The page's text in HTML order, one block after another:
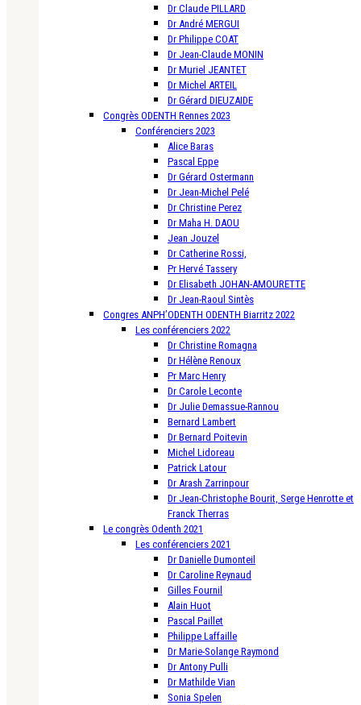
Dr Claude PILLARD
Dr André MERGUI
Dr Philippe COAT
Dr Jean-Claude MONIN
Dr Muriel JEANTET
Dr Michel ARTEIL
Dr Gérard DIEUZAIDE
Congrès ODENTH Rennes 2023
Conférenciers 2023
Alice Baras
Pascal Eppe
Dr Gérard Ostermann
Dr Jean-Michel Pelé
Dr Christine Perez
Dr Maha H. DAOU
Jean Jouzel
Dr Catherine Rossi,
Pr Hervé Tassery
Dr Elisabeth JOHAN-AMOURETTE
Dr Jean-Raoul Sintès
Congres ANPH’ODENTH ODENTH Biarritz 2022
Les conférenciers 2022
Dr Christine Romagna
Dr Hélène Renoux
Pr Marc Henry
Dr Carole Leconte
Dr Julie Demassue-Rannou
Bernard Lambert
Dr Bernard Poitevin
Michel Lidoreau
Patrick Latour
Dr Arash Zarrinpour
Dr Jean-Christophe Bourit, Serge Henrotte et
Franck Therras
Le congrès Odenth 2021
Les conférenciers 2021
Dr Danielle Dumonteil
Dr Caroline Reynaud
Gilles Fournil
Alain Huot
Pascal Paillet
Philippe Laffaille
Dr Marie-Solange Raymond
Dr Antony Pulli
Dr Mathilde Vian
Sonia Spelen